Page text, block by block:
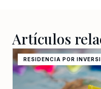
Artículos
RESIDENCIA POR